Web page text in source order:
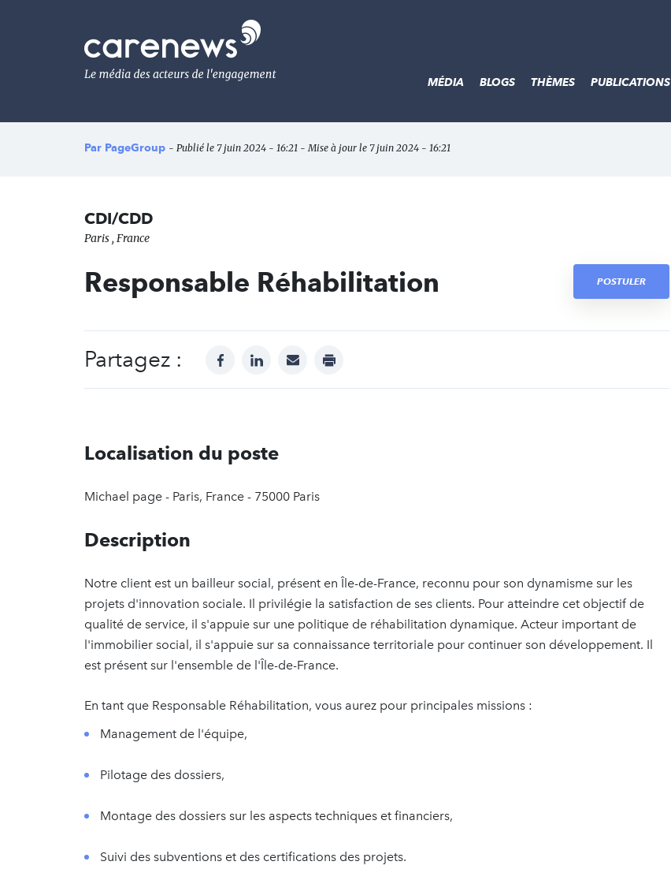
Le
média
de
l'engagement
MÉDIA BLOGS THÈMES PUBLICATIONS
Par PageGroup - Publié le 7 juin 2024 - 16:21 - Mise à jour le 7 juin 2024 - 16:21
CDI/CDD
Paris , France
Responsable Réhabilitation POSTULER
Partagez : facebooklinkedinmail print
Localisation du poste
Michael page - Paris, France - 75000 Paris
Description
Notre client est un bailleur social, présent en Île-de-France, reconnu pour son dynamisme sur les
projets d'innovation sociale. Il privilégie la satisfaction de ses clients. Pour atteindre cet objectif de
qualité de service, il s'appuie sur une politique de réhabilitation dynamique. Acteur important de
l'immobilier social, il s'appuie sur sa connaissance territoriale pour continuer son développement. Il
est présent sur l'ensemble de l'Île-de-France.
En tant que Responsable Réhabilitation, vous aurez pour principales missions :
Management de l'équipe,
Pilotage des dossiers,
Montage des dossiers sur les aspects techniques et financiers,
Suivi des subventions et des certifications des projets.